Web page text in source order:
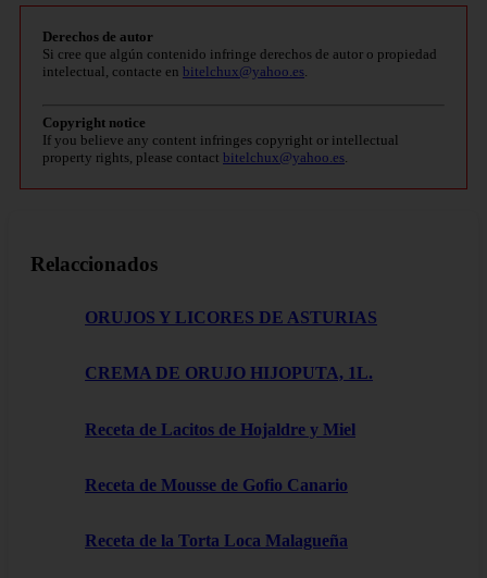
Derechos de autor
Si cree que algún contenido infringe derechos de autor o propiedad
intelectual, contacte en bitelchux@yahoo.es
Copyright notice
If you believe any content infringes copyright or intellectual
property rights, please contact bitelchux@yahoo.es
Relaccionados
ORUJOS Y LICORES DE ASTURIAS
CREMA DE ORUJO HIJOPUTA, 1L.
Receta de Lacitos de Hojaldre y Miel
Receta de Mousse de Gofio Canario
Receta de la Torta Loca Malagueña